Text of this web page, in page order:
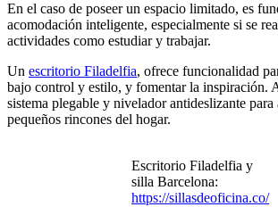
En el caso de poseer un espacio limitado, es
acomodación inteligente, especialmente si se
actividades como estudiar y trabajar.
Un escritorio Filadelfia, ofrece funcionalidad
bajo control y estilo, y fomentar la inspiración.
sistema plegable y nivelador antideslizante para
pequeños rincones del hogar.
Escritorio Filadelfia y
silla Barcelona:
https://sillasdeoficina.co/